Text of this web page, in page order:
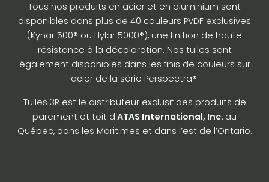
Tous nos produits en acier et en aluminium sont
disponibles dans plus de 40 couleurs PVDF exclusives
(Kynar 500® ou Hylar 5000®), une finition de haute
résistance à la décoloration. Nos tuiles sont
également disponibles dans les finis de couleurs sur
acier de la série Perspectra®.
Tuiles 3R est le distributeur exclusif des produits de
parement et toit d’ATAS International, Inc. au
Québec, dans les Maritimes et dans l’est de l’Ontario.